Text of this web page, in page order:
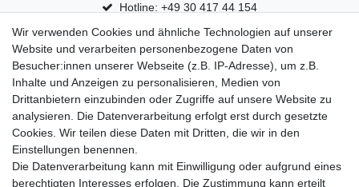
Hotline: +49 30 417 44 154
30 Tage Rückgaberecht
Versandfrei ab 75 € in Deutschland
Top Marken
Eduplay
Folia Bringmann
Shop
Wir verwenden Cookies und ähnliche Technologien auf unserer
Website und verarbeiten personenbezogene Daten von
Besucher:innen unserer Webseite (z.B. IP-Adresse), um z.B.
Inhalte und Anzeigen zu personalisieren, Medien von
Drittanbietern einzubinden oder Zugriffe auf unsere Website zu
analysieren. Die Datenverarbeitung erfolgt erst durch gesetzte
Cookies. Wir teilen diese Daten mit Dritten, die wir in den
Einstellungen benennen.
Die Datenverarbeitung kann mit Einwilligung oder aufgrund eines
berechtigten Interesses erfolgen. Die Zustimmung kann erteilt